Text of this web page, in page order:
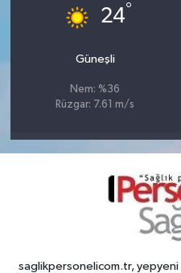
24°
Güneşli
Nem: %36
Rüzgar: 7.61 m/s
saglikpersonelicom.tr, yepyeni